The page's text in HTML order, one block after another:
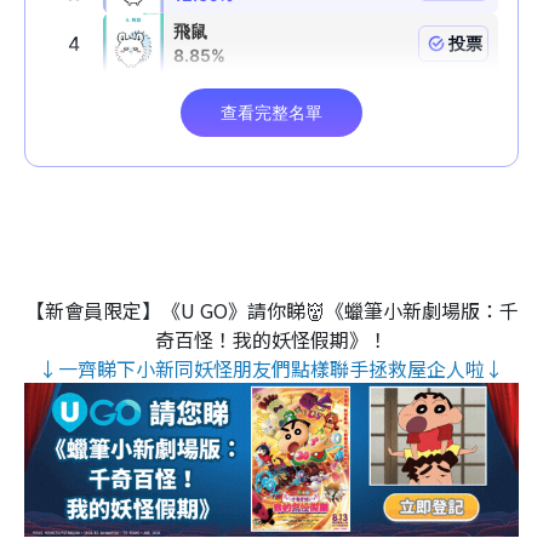
【新會員限定】《U GO》請你睇👹《蠟筆小新劇場版：千
奇百怪！我的妖怪假期》！
↓一齊睇下小新同妖怪朋友們點樣聯手拯救屋企人啦↓